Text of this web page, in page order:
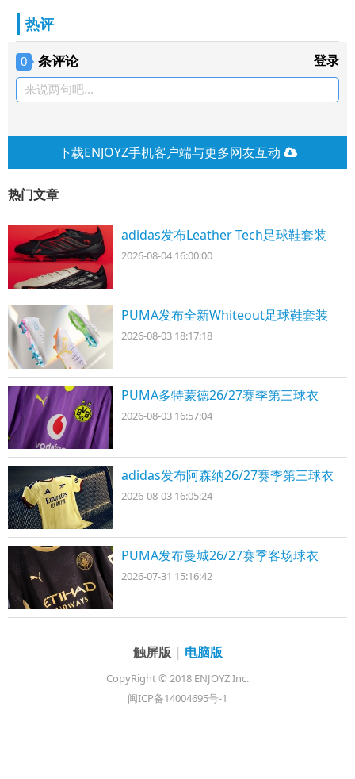
热评
0 条评论 登录
来说两句吧...
下载ENJOYZ手机客户端与更多网友互动
热门文章
adidas发布Leather Tech足球鞋套装
2026-08-04 16:00:00
PUMA发布全新Whiteout足球鞋套装
2026-08-03 18:17:18
PUMA多特蒙德26/27赛季第三球衣
2026-08-03 16:57:04
adidas发布阿森纳26/27赛季第三球衣
2026-08-03 16:05:24
PUMA发布曼城26/27赛季客场球衣
2026-07-31 15:16:42
触屏版 | 电脑版
CopyRight © 2018 ENJOYZ Inc.
闽ICP备14004695号-1